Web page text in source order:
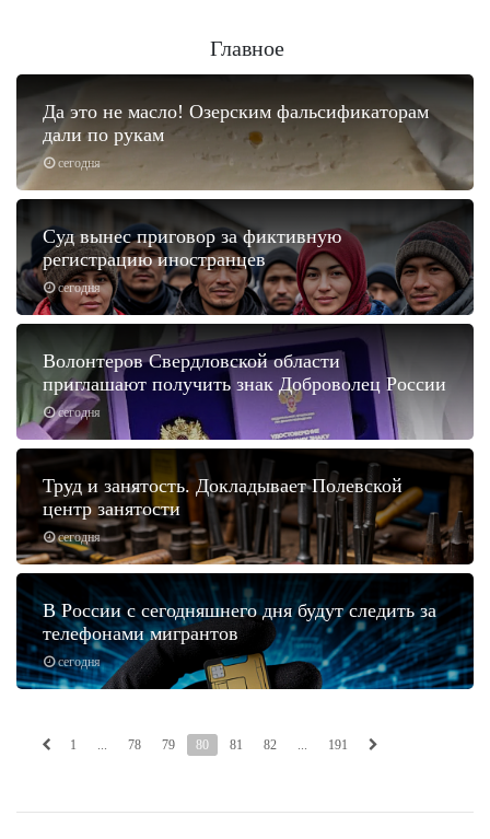
Главное
сегодня
Да это не масло! Озерским фальсификаторам
дали по рукам
сегодня
Суд вынес приговор за фиктивную
регистрацию иностранцев
сегодня
Волонтеров Свердловской области
приглашают получить знак Доброволец России
сегодня
Труд и занятость. Докладывает Полевской
центр занятости
сегодня
В России с сегодняшнего дня будут следить за
телефонами мигрантов
1 ... 78 79 80 81 82 ... 191